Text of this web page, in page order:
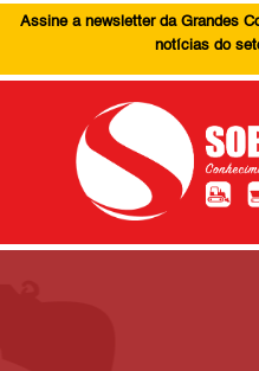
Assine a newsletter da Grandes
notícias do